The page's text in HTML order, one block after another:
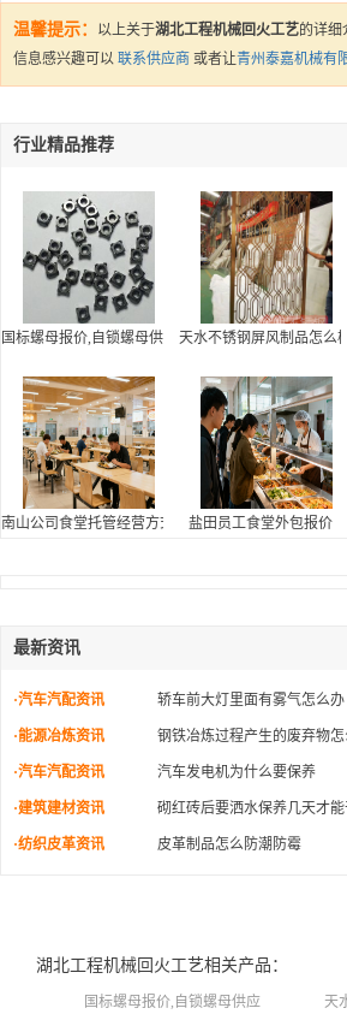
温馨提示： 以上关于湖北工程机械回火工艺的详细
信息感兴趣可以 联系供应商 或者让青州泰嘉机械有
行业精品推荐
国标螺母报价,自锁螺母供应 天水不锈钢屏风制品怎么
南山公司食堂托管经营方式 盐田员工食堂外包报价
最新资讯
·汽车汽配资讯 轿车前大灯里面有雾气怎么办
·能源冶炼资讯 钢铁冶炼过程产生的废弃物
·汽车汽配资讯 汽车发电机为什么要保养
·建筑建材资讯 砌红砖后要洒水保养几天才
·纺织皮革资讯 皮革制品怎么防潮防霉
湖北工程机械回火工艺相关产品：
国标螺母报价,自锁螺母供应 天